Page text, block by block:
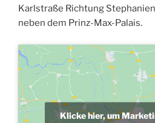
Karlstraße Richtung
neben dem Prinz-Max-Palais.
Klicke hier, um